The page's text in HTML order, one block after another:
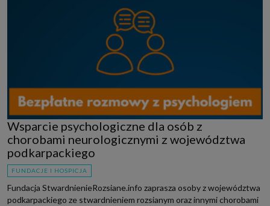
Wsparcie psychologiczne dla osób z
chorobami neurologicznymi z województwa
podkarpackiego
FUNDACJE I HOSPICJA
Fundacja StwardnienieRozsiane.info zaprasza osoby z województwa
podkarpackiego ze stwardnieniem rozsianym oraz innymi chorobami